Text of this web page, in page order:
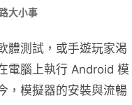
大小事
體測試，或手遊玩家渴
電腦上執行 Android 模
，模擬器的安裝與流暢